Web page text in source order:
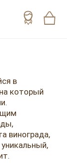
в
который
винограда,